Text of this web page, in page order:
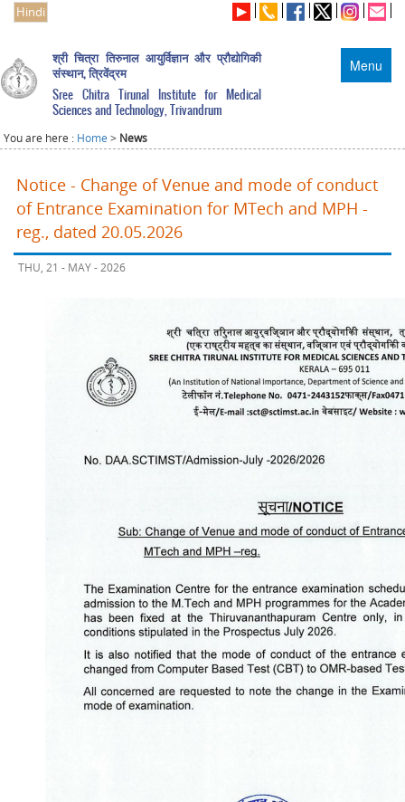
Hindi
Menu
श्री चित्रा तिरुनाल आयुर्विज्ञान और प्रौद्योगिकी
संस्थान, त्रिवेंद्रम
Sree Chitra Tirunal Institute for Medical
Sciences and Technology, Trivandrum
You are here : Home > News
Notice - Change of Venue and mode of conduct
of Entrance Examination for MTech and MPH -
reg., dated 20.05.2026
THU, 21 - MAY - 2026